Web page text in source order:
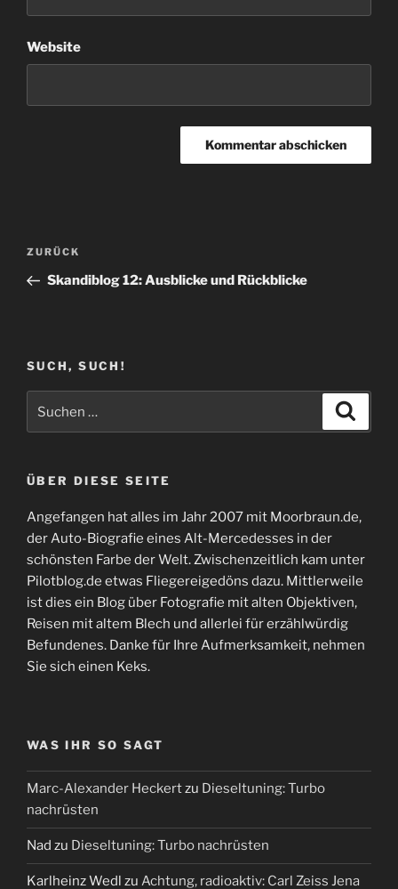
Website
Beitragsnavigation
Vorheriger
Beitrag
ZURÜCK
Skandiblog 12: Ausblicke und Rückblicke
SUCH, SUCH!
ÜBER DIESE SEITE
Angefangen hat alles im Jahr 2007 mit Moorbraun.de,
der Auto-Biografie eines Alt-Mercedesses in der
schönsten Farbe der Welt. Zwischenzeitlich kam unter
Pilotblog.de etwas Fliegereigedöns dazu. Mittlerweile
ist dies ein Blog über Fotografie mit alten Objektiven,
Reisen mit altem Blech und allerlei für erzählwürdig
Befundenes. Danke für Ihre Aufmerksamkeit, nehmen
Sie sich einen Keks.
WAS IHR SO SAGT
Marc-Alexander Heckertzu Dieseltuning: Turbo
nachrüsten
Nad zu Dieseltuning: Turbo nachrüsten
Karlheinz Wedl zu Achtung, radioaktiv: Carl Zeiss Jena